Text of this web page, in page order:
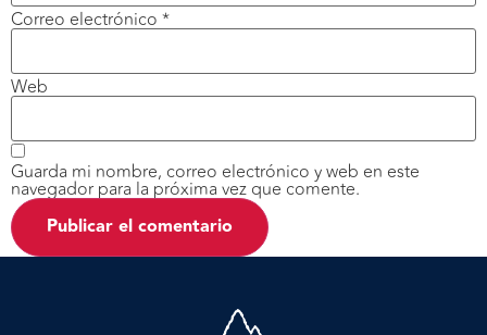
Correo electrónico *
Web
Guarda mi nombre, correo electrónico y web en este
navegador para la próxima vez que comente.